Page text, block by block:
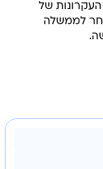
של
לממשלה